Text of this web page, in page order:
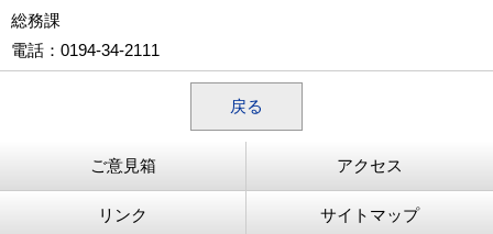
総務課
電話 ：0194-34-2111
戻る
ご意見箱 アクセス
リンク サイトマップ